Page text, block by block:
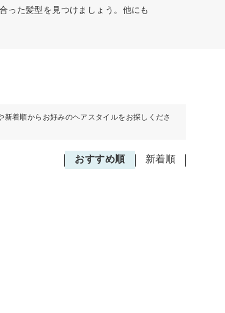
った髪型を見つけましょう。他にも
新着順からお好みのヘアスタイルをお探しくださ
おすすめ順 新着順